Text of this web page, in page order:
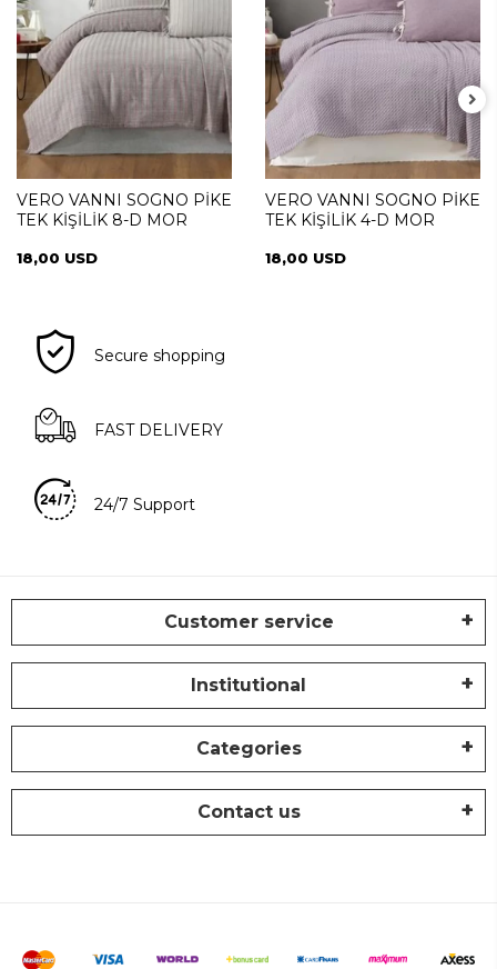
VERO VANNI SOGNO PİKE
TEK KİŞİLİK 8-D MOR
18,00 USD
VERO VANNI SOGNO PİKE
TEK KİŞİLİK 4-D MOR
18,00 USD
Secure shopping
FAST DELIVERY
24/7 Support
Customer service
Institutional
Categories
Contact us